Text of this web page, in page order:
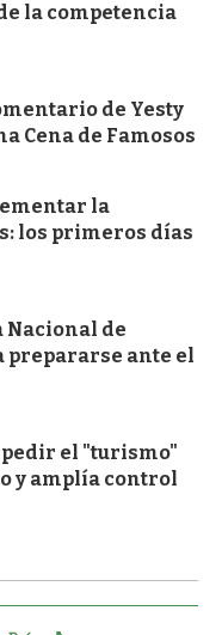
la competencia
de Yesty
Cena de Famosos
la
los primeros días
Nacional de
prepararse ante el
el "turismo"
y amplía control